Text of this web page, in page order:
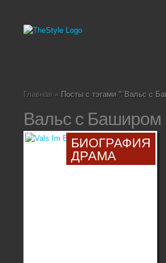
Главная » Посты с тэгами ""Вальс с
Вальс с Баширом
БИОГРАФИЯ
ДРАМА